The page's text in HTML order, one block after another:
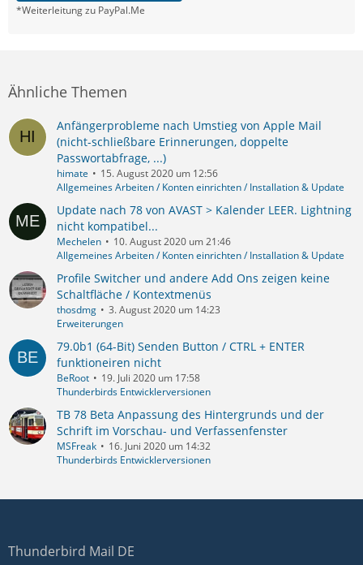
*Weiterleitung zu PayPal.Me
Ähnliche Themen
Anfängerprobleme nach Umstieg von Apple Mail
(nicht-schließbare Erinnerungen, doppelte
Passwortabfrage, ...)
himate
15. August 2020 um 12:56
Allgemeines Arbeiten / Konten einrichten / Installation & Update
Update nach 78 von AVAST > Kalender LEER. Lightning
nicht kompatibel...
Mechelen
10. August 2020 um 21:46
Allgemeines Arbeiten / Konten einrichten / Installation & Update
Profile Switcher und andere Add Ons zeigen keine
Schaltfläche / Kontextmenüs
thosdmg
3. August 2020 um 14:23
Erweiterungen
79.0b1 (64-Bit)​​ Senden Button / CTRL + ENTER
funktioneiren nicht
BeRoot
19. Juli 2020 um 17:58
Thunderbirds Entwicklerversionen
TB 78 Beta Anpassung des Hintergrunds und der
Schrift im Vorschau- und Verfassenfenster
MSFreak
16. Juni 2020 um 14:32
Thunderbirds Entwicklerversionen
Thunderbird Mail DE